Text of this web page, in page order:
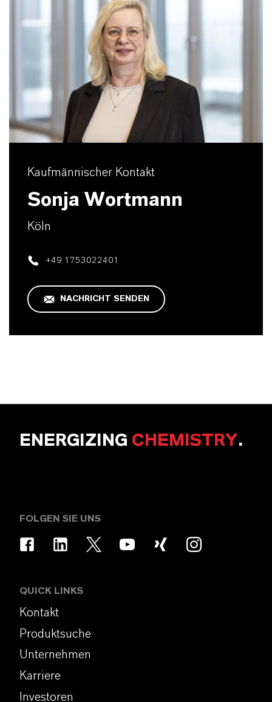
Kaufmännischer Kontakt
Sonja Wortmann
Köln
+49 1753022401
NACHRICHT SENDEN
ENERGIZING CHEMISTRY.
FOLGEN SIE UNS
QUICK LINKS
Kontakt
Produktsuche
Unternehmen
Karriere
Investoren